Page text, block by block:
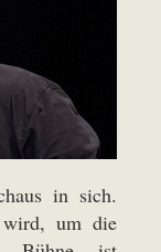
in sich.
um die